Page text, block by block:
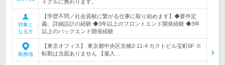
イクルに携わります。
対象と
なる方
【学歴不問／社会貢献に繋がる仕事に取り組めます】◆要件定
義、詳細設計の経験 ◆3年以上のフロントエンド開発経験 ◆3年
以上のバックエンド開発経験
勤務地
【東京オフィス】 東京都中央区京橋2-11-4 カクトビル宝町6F ※
転勤は当面ありません 【雇入…